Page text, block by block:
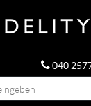
040